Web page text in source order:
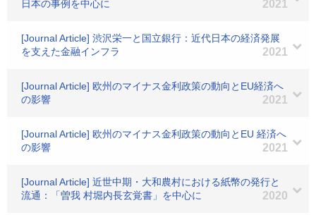
日本の事例を中心に
2021
[Journal Article] 渋沢栄一と国立銀行：近代日本の経済発展
を支えた金融インフラ
2021
[Journal Article] 欧州のマイナス金利政策の動向とEU経済へ
の影響
2021
[Journal Article] 欧州のマイナス金利政策の動向とEU 経済へ
の影響
2021
[Journal Article] 近世中期・大和農村における紙幣の発行と
流通：「曽我 村堀内長玄覚書」を中心に
2020